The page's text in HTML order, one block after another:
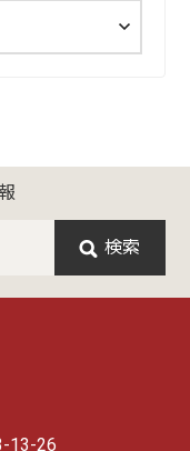
検索
13-26